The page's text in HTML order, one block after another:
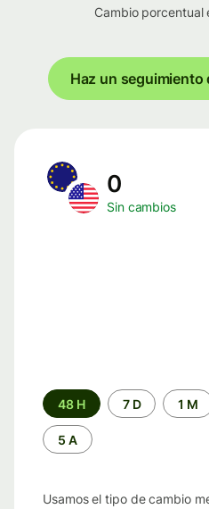
Cambio porcentual
Haz un seguimiento
0
Sin cambios
Periodo
de
tiempo
48 H 7 D 1 M
5 A
Usamos el tipo de cambio